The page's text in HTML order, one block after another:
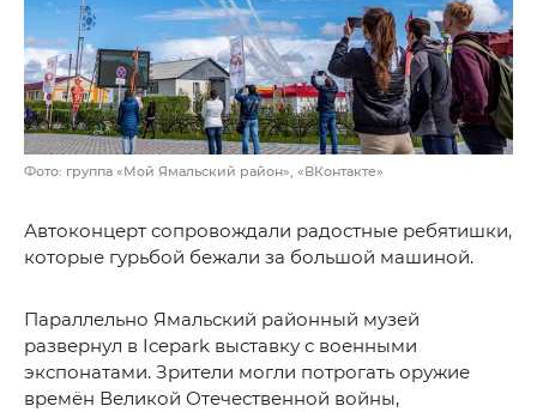
Фото: группа «Мой Ямальский район», «ВКонтакте»
Автоконцерт сопровождали радостные ребятишки,
которые гурьбой бежали за большой машиной.
Параллельно Ямальский районный музей
развернул в Icepark выставку с военными
экспонатами. Зрители могли потрогать оружие
времён Великой Отечественной войны,